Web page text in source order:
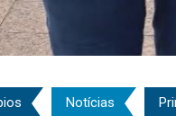
Notícias